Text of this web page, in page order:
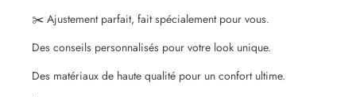
✂️ Ajustement parfait, fait spécialement pour vous.
Des conseils personnalisés pour votre look unique.
Des matériaux de haute qualité pour un confort ultime.